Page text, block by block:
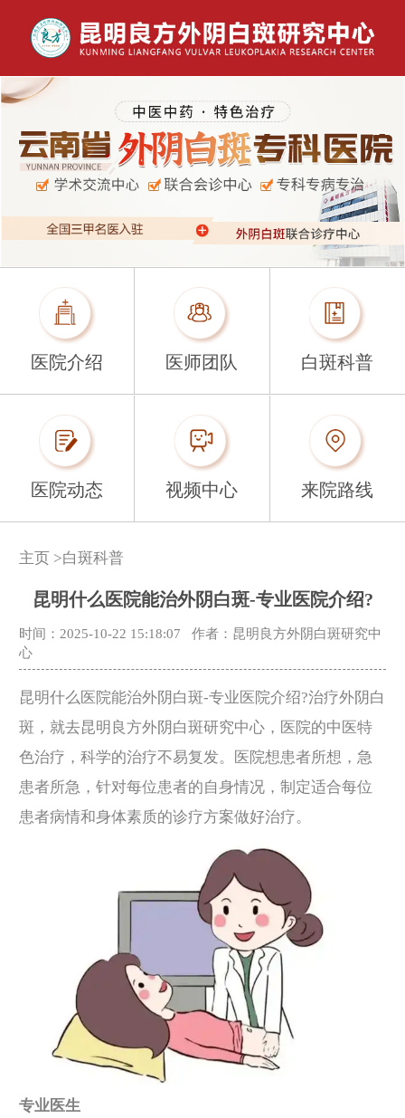
医院介绍 医师团队 白斑科普
医院动态 视频中心 来院路线
主页 >白斑科普
昆明什么医院能治外阴白斑-专业医院介绍?
时间：2025-10-22 15:18:07
作者：昆明良方外阴白斑研究中
心
昆明什么医院能治外阴白斑-专业医院介绍?治疗外阴白
斑，就去昆明良方外阴白斑研究中心，医院的中医特
色治疗，科学的治疗不易复发。医院想患者所想，急
患者所急，针对每位患者的自身情况，制定适合每位
患者病情和身体素质的诊疗方案做好治疗。
专业医生